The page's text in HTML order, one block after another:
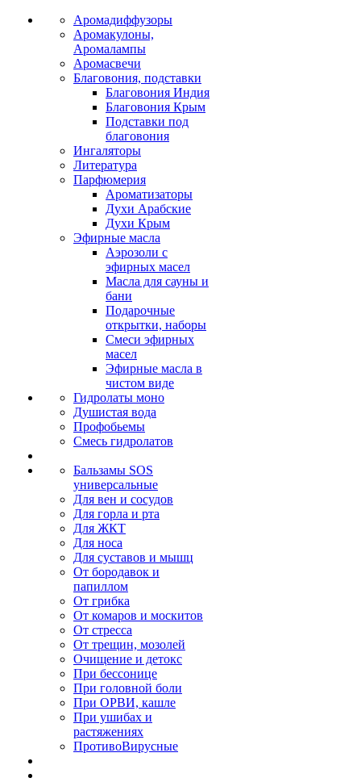
Аромадиффузоры
Аромакулоны,
Аромалампы
Аромасвечи
Благовония, подставки
Благовония Индия
Благовония Крым
Подставки под
благовония
Ингаляторы
Литература
Парфюмерия
Ароматизаторы
Духи Арабские
Духи Крым
Эфирные масла
Аэрозоли с
эфирных масел
Масла для сауны и
бани
Подарочные
открытки, наборы
Смеси эфирных
масел
Эфирные масла в
чистом виде
Гидролаты моно
Душистая вода
Профобьемы
Смесь гидролатов
Бальзамы SOS
универсальные
Для вен и сосудов
Для горла и рта
Для ЖКТ
Для носа
Для суставов и мышц
От бородавок и
папиллом
От грибка
От комаров и москитов
От стресса
От трещин, мозолей
Очищение и детокс
При бессонице
При головной боли
При ОРВИ, кашле
При ушибах и
растяжениях
ПротивоВирусные